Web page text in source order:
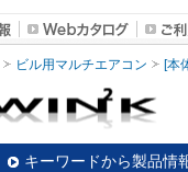
ビル用マルチエアコン [本
キーワードから製品情